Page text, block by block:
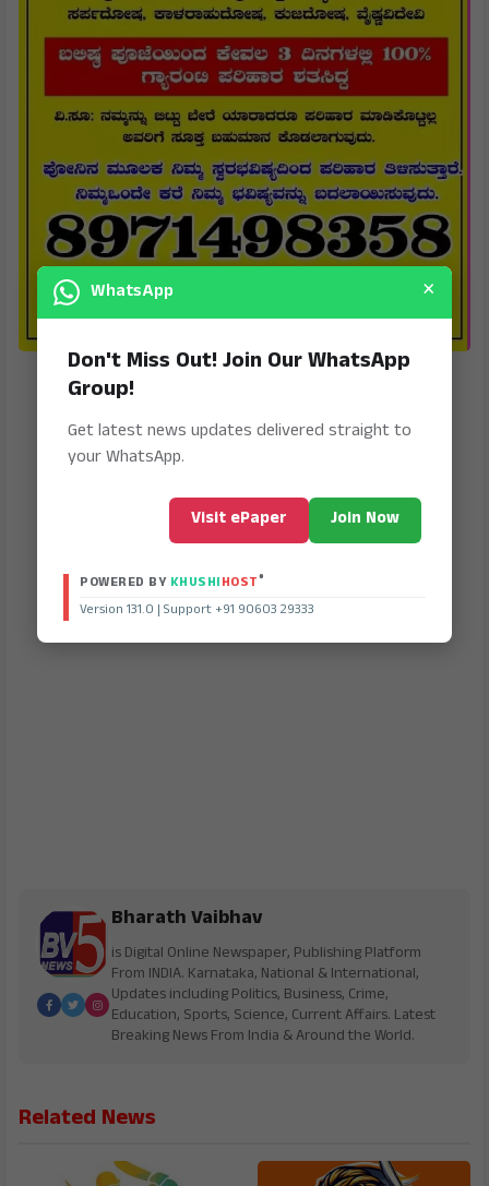
Bharath Vaibhav
is Digital Online Newspaper, Publishing Platform
From INDIA. Karnataka, National & International,
Updates including Politics, Business, Crime,
Education, Sports, Science, Current Affairs. Latest
Breaking News From India & Around the World.
Related News
WhatsApp ×
Don't Miss Out! Join Our WhatsApp
Group!
Get latest news updates delivered straight to
your WhatsApp.
Visit ePaper Join Now
POWERED BY KHUSHIHOST®
Version 131.0 | Support +91 90603 29333